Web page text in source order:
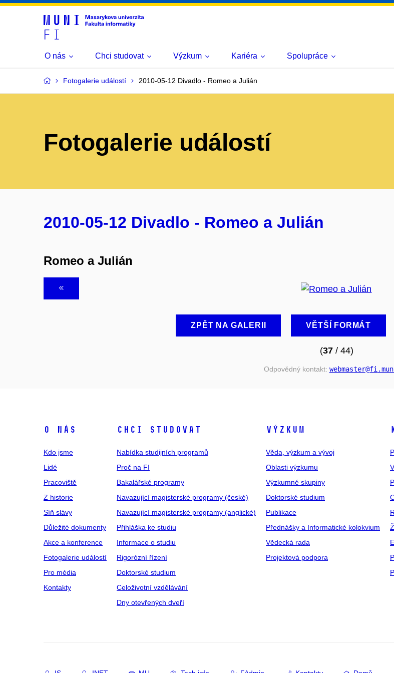
O nás Chci studovat Výzkum Kariéra Spolupráce
Fotogalerie událostí 2010-05-12 Divadlo - Romeo a Julián
Fotogalerie událostí
2010-05-12 Divadlo - Romeo a Julián
Romeo a Julián
ZPĚT NA GALERII VĚTŠÍ FORMÁT
(37/ 44)
Odpovědný kontakt: webmaster@fi
O NÁS
Kdo jsme
Lidé
Pracoviště
Z historie
Síň slávy
Důležité dokumenty
Akce a konference
Fotogalerie událostí
Pro média
Kontakty
CHCI STUDOVAT
Nabídka studijních programů
Proč na FI
Bakalářské programy
Navazující magisterské programy (české)
Navazující magisterské programy (anglické)
Přihláška ke studiu
Informace o studiu
Rigorózní řízení
Doktorské studium
Celoživotní vzdělávání
Dny otevřených dveří
VÝZKUM
Věda, výzkum a vývoj
Oblasti výzkumu
Výzkumné skupiny
Doktorské studium
Publikace
Přednášky a Informatické kolokvium
Vědecká rada
Projektová podpora